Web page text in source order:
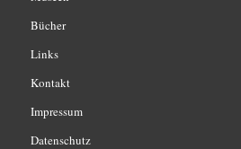
Bücher
Links
Kontakt
Impressum
Datenschutz